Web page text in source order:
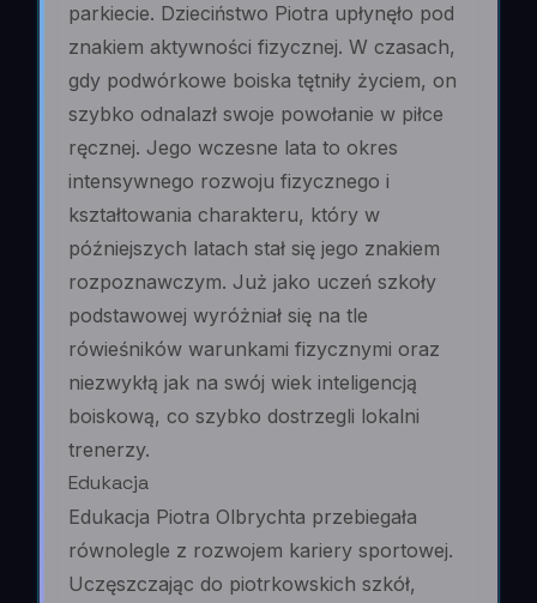
parkiecie. Dzieciństwo Piotra upłynęło pod
znakiem aktywności fizycznej. W czasach,
gdy podwórkowe boiska tętniły życiem, on
szybko odnalazł swoje powołanie w piłce
ręcznej. Jego wczesne lata to okres
intensywnego rozwoju fizycznego i
kształtowania charakteru, który w
późniejszych latach stał się jego znakiem
rozpoznawczym. Już jako uczeń szkoły
podstawowej wyróżniał się na tle
rówieśników warunkami fizycznymi oraz
niezwykłą jak na swój wiek inteligencją
boiskową, co szybko dostrzegli lokalni
trenerzy.
Edukacja
Edukacja Piotra Olbrychta przebiegała
równolegle z rozwojem kariery sportowej.
Uczęszczając do piotrkowskich szkół,